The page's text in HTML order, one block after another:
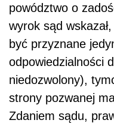
powództwo o
wyrok sąd
być przyznane
odpowiedzialności
niedozwolony),
strony pozwanej
Zdaniem sądu,